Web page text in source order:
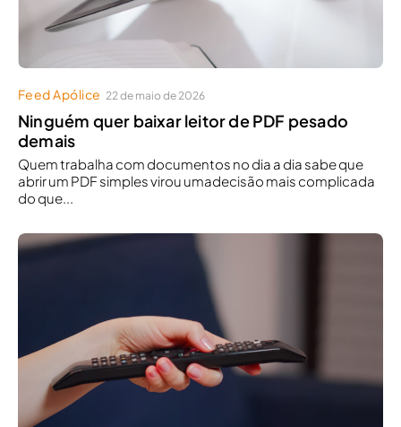
Feed Apólice 22 de maio de 2026
Ninguém quer baixar leitor de PDF pesado
demais
Quem trabalha com documentos no dia a dia sabe que
abrir um PDF simples virou umadecisão mais complicada
do que...